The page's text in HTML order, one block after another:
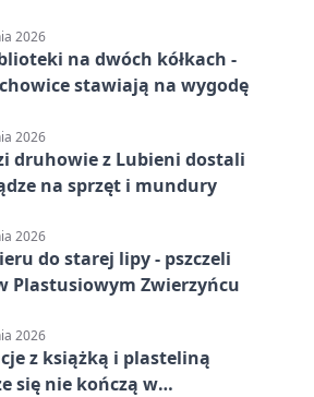
2026
na dwóch kółkach -
stawiają na wygodę
2026
druhowie z Lubieni dostali
na sprzęt i mundury
2026
do starej lipy - pszczeli
Plastusiowym Zwierzyńcu
2026
z książką i plasteliną
się nie kończą w